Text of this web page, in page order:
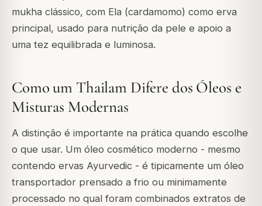
mukha clássico, com Ela (cardamomo) como erva
principal, usado para nutrição da pele e apoio a
uma tez equilibrada e luminosa.
Como um Thailam Difere dos Óleos e
Misturas Modernas
A distinção é importante na prática quando escolhe
o que usar. Um óleo cosmético moderno - mesmo
contendo ervas Ayurvedic - é tipicamente um óleo
transportador prensado a frio ou minimamente
processado no qual foram combinados extratos de